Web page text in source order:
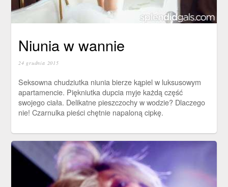
Niunia w wannie
24 grudnia 2015
Seksowna chudziutka niunia bierze kąpiel w luksusowym
apartamencie. Piękniutka dupcia myje każdą część
swojego ciała. Delikatne pieszczochy w wodzie? Dlaczego
nie! Czarnulka pieści chętnie napaloną cipkę.